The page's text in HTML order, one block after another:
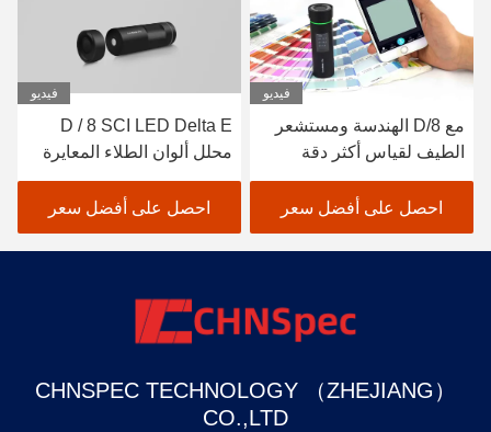
فيديو
مع D/8 الهندسة ومستشعر
الطيف لقياس أكثر دقة
احصل على أفضل سعر
فيديو
D / 8 SCI LED Delta E
محلل ألوان الطلاء المعايرة
التلقائية لمقياس الألوان
الدقيقاحصل على أفضل سعر
CHNSPEC TECHNOLOGY （ZHEJIANG）
CO.,LTD